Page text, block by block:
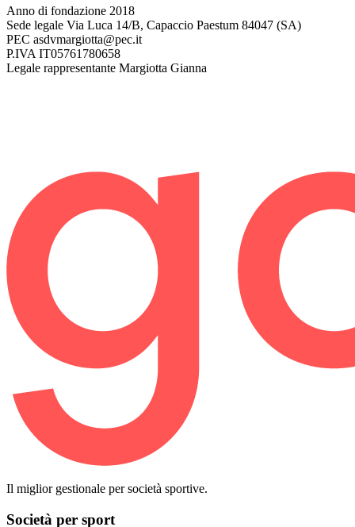
Anno di fondazione 2018
Sede legale Via Luca 14/B, Capaccio Paestum 84047 (SA)
PEC asdvmargiotta@pec.it
P.IVA IT05761780658
Legale rappresentante Margiotta Gianna
Il miglior gestionale per società sportive.
Società per sport